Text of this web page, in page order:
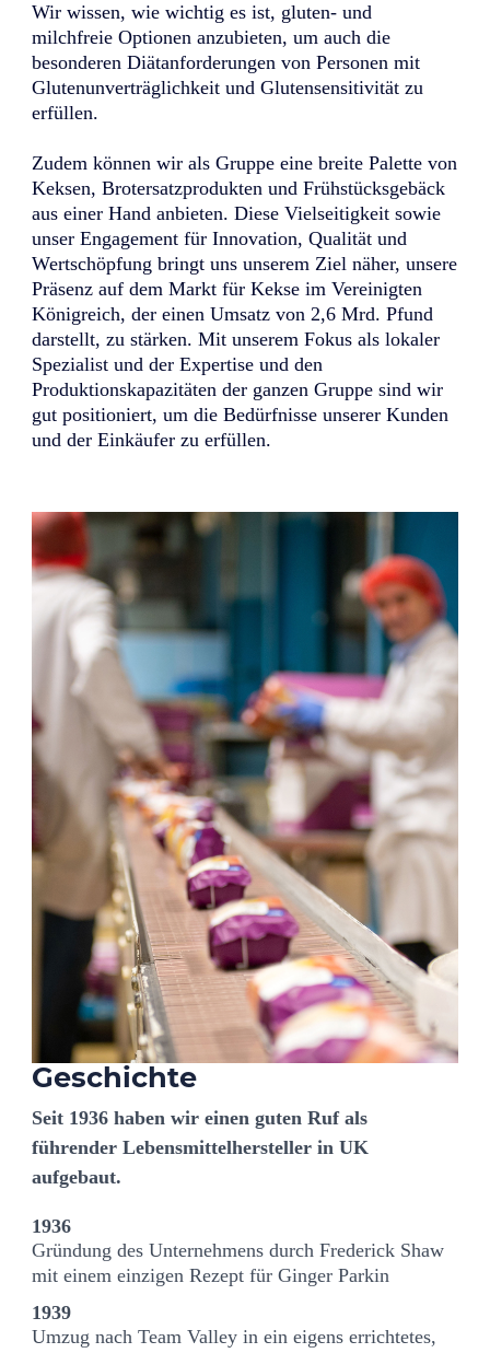
Wir wissen, wie wichtig es ist, gluten- und
milchfreie Optionen anzubieten, um auch die
besonderen Diätanforderungen von Personen mit
Glutenunverträglichkeit und Glutensensitivität zu
erfüllen.
Zudem können wir als Gruppe eine breite Palette von
Keksen, Brotersatzprodukten und Frühstücksgebäck
aus einer Hand anbieten. Diese Vielseitigkeit sowie
unser Engagement für Innovation, Qualität und
Wertschöpfung bringt uns unserem Ziel näher, unsere
Präsenz auf dem Markt für Kekse im Vereinigten
Königreich, der einen Umsatz von 2,6 Mrd. Pfund
darstellt, zu stärken. Mit unserem Fokus als lokaler
Spezialist und der Expertise und den
Produktionskapazitäten der ganzen Gruppe sind wir
gut positioniert, um die Bedürfnisse unserer Kunden
und der Einkäufer zu erfüllen.
Geschichte
Seit 1936 haben wir einen guten Ruf als
führender Lebensmittelhersteller in UK
aufgebaut.
1936
Gründung des Unternehmens durch Frederick Shaw
mit einem einzigen Rezept für Ginger Parkin
1939
Umzug nach Team Valley in ein eigens errichtetes,